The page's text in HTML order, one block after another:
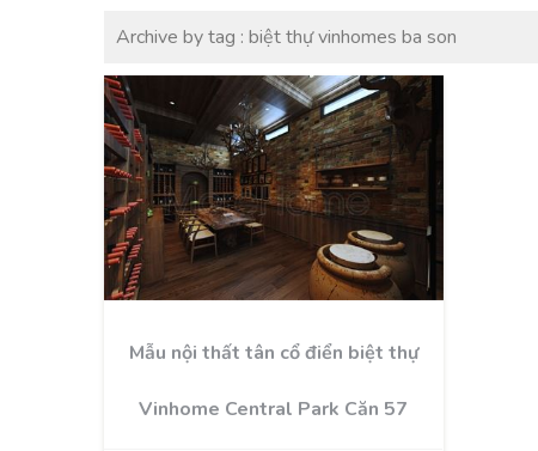
Archive by tag : biệt thự vinhomes ba son
Mẫu nội thất tân cổ điển biệt thự
Vinhome Central Park Căn 57